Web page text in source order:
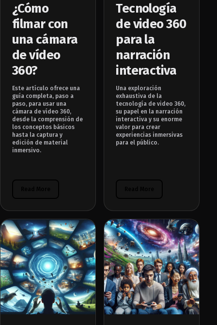
¿Cómo
filmar con
una cámara
de vídeo
360?
Este artículo ofrece una
guía completa, paso a
paso, para usar una
cámara de vídeo 360,
desde la comprensión de
los conceptos básicos
hasta la captura y
edición de material
inmersivo.
Tecnología
de video 360
para la
narración
interactiva
Una exploración
exhaustiva de la
tecnología de video 360,
su papel en la narración
interactiva y su enorme
valor para crear
experiencias inmersivas
para el público.